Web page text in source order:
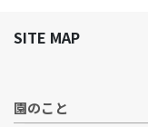
SITE MAP
園のこと